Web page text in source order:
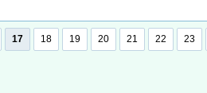
17 18 19 20 21 22 23